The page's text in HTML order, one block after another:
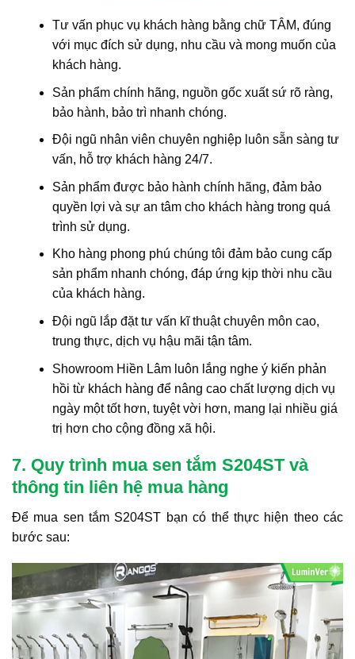
Tư vấn phục vụ khách hàng bằng chữ TÂM, đúng
với mục đích sử dụng, nhu cầu và mong muốn của
khách hàng.
Sản phẩm chính hãng, nguồn gốc xuất sứ rõ ràng,
bảo hành, bảo trì nhanh chóng.
Đội ngũ nhân viên chuyên nghiệp luôn sẵn sàng tư
vấn, hỗ trợ khách hàng 24/7.
Sản phẩm được bảo hành chính hãng, đảm bảo
quyền lợi và sự an tâm cho khách hàng trong quá
trình sử dụng.
Kho hàng phong phú chúng tôi đảm bảo cung cấp
sản phẩm nhanh chóng, đáp ứng kịp thời nhu cầu
của khách hàng.
Đội ngũ lắp đặt tư vấn kĩ thuật chuyên môn cao,
trung thực, dịch vụ hậu mãi tận tâm.
Showroom Hiền Lâm luôn lắng nghe ý kiến phản
hồi từ khách hàng để nâng cao chất lượng dịch vụ
ngày một tốt hơn, tuyệt vời hơn, mang lại nhiều giá
trị hơn cho cộng đồng xã hội.
7. Quy trình mua sen tắm S204ST và
thông tin liên hệ mua hàng
Để mua sen tắm S204ST bạn có thể thực hiện theo các
bước sau: